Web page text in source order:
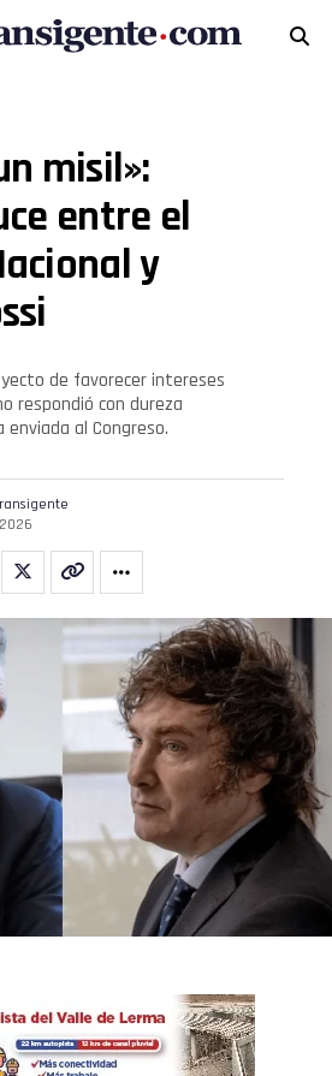
misil»:
entre el
y
de favorecer intereses
respondió con dureza
al Congreso.